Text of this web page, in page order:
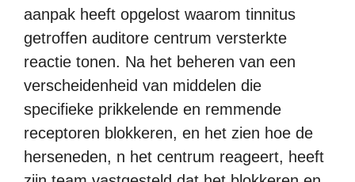
aanpak heeft opgelost waarom tinnitus
getroffen auditore centrum versterkte
reactie tonen. Na het beheren van een
verscheidenheid van middelen die
specifieke prikkelende en remmende
receptoren blokkeren, en het zien hoe de
herseneden, n het centrum reageert, heeft